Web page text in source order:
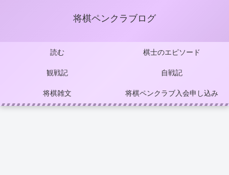
将棋ペンクラブログ
読む 棋士のエピソード
観戦記 自戦記
将棋雑文 将棋ペンクラブ入会申し込み